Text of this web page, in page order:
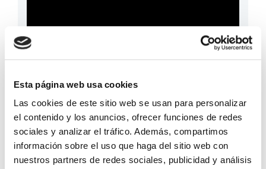
Esta página web usa cookies
Las cookies de este sitio web se usan para personalizar
el contenido y los anuncios, ofrecer funciones de redes
sociales y analizar el tráfico. Además, compartimos
información sobre el uso que haga del sitio web con
nuestros partners de redes sociales, publicidad y análisis
47,49 €
En lugar de: 49,99 €
Ahorras: 2,50 € (5%)